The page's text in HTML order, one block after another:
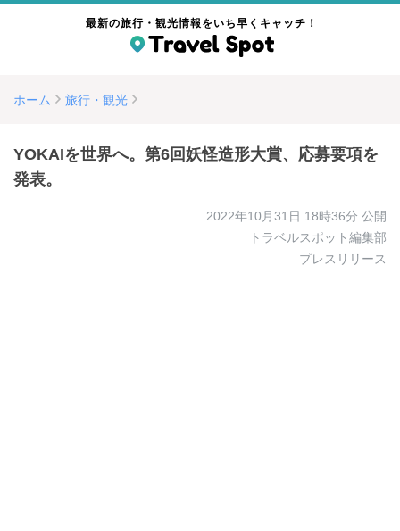
最新の旅行・観光情報をいち早くキャッチ！
ホーム 旅行・観光
YOKAIを世界へ。第6回妖怪造形大賞、応募要項を
発表。
2022年10月31日 18時36分 公開
トラベルスポット編集部
プレスリリース